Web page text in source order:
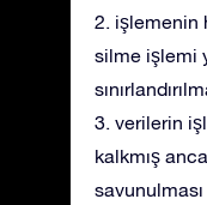
2. işlemenin
silme işlemi
3. verilerin
kalkmış